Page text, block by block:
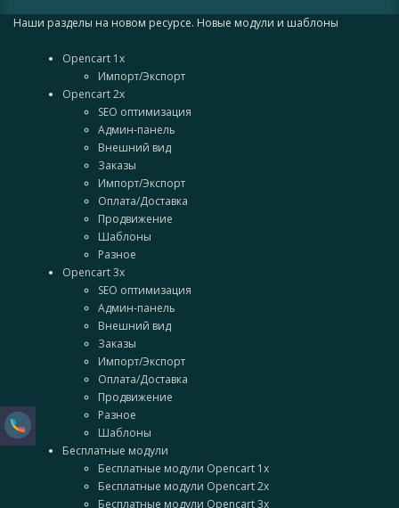
Наши разделы на новом ресурсе. Новые модули и шаблоны
Opencart 1x
Импорт/Экспорт
Opencart 2x
SEO оптимизация
Админ-панель
Внешний вид
Заказы
Импорт/Экспорт
Оплата/Доставка
Продвижение
Шаблоны
Разное
Opencart 3x
SEO оптимизация
Админ-панель
Внешний вид
Заказы
Импорт/Экспорт
Оплата/Доставка
Продвижение
Разное
Шаблоны
Бесплатные модули
Бесплатные модули Opencart 1x
Бесплатные модули Opencart 2x
Бесплатные модули Opencart 3x